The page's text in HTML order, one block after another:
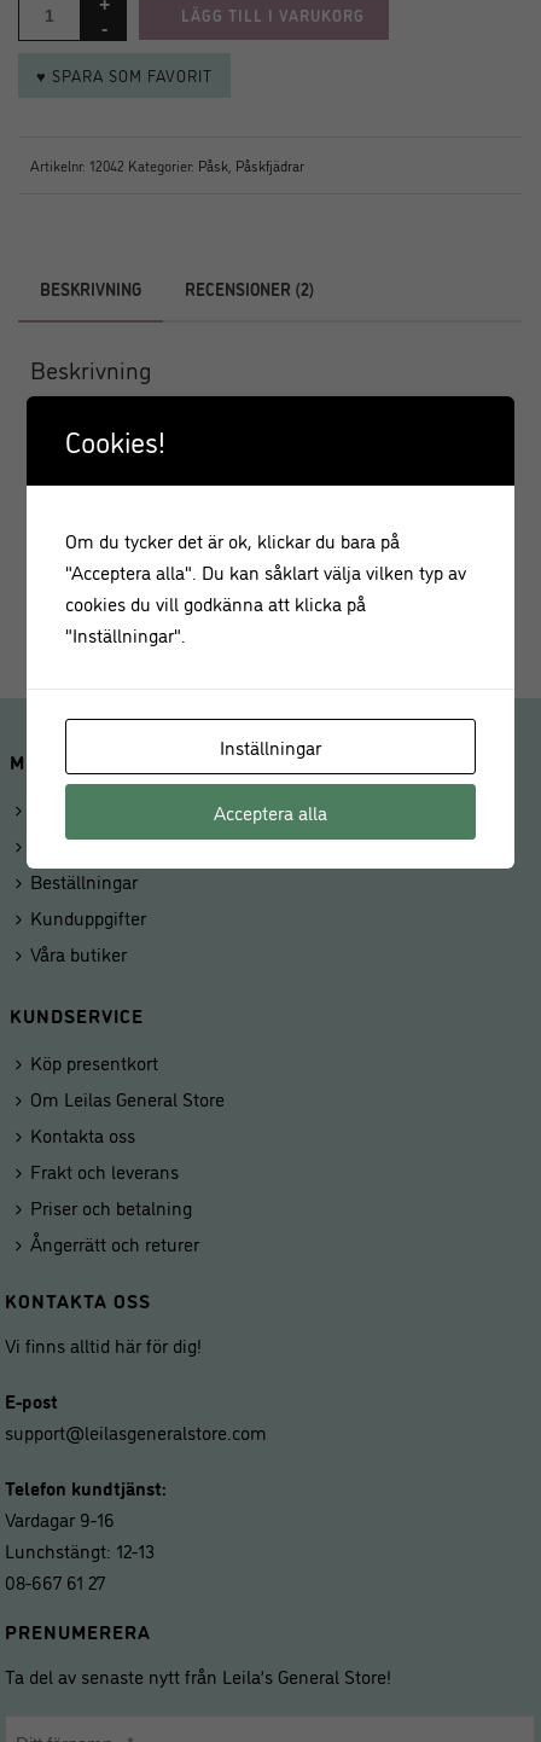
LÄGG TILL I VARUKORG
♥ SPARA SOM FAVORIT
Artikelnr: 12042 Kategorier: Påsk Påskfjädrar
BESKRIVNING RECENSIONER (2)
Beskrivning
Fjädrarna är etiskt tillvaratagna från fåglar som slaktats till
livsmedel. Förpackningen innehåller 12 stycken knippen
du enkelt kan fästa fjädrarna i påskriset!
Antal: 12 st
MINA SIDOR
Mitt konto
Beställningar
Kunduppgifter
Våra butiker
KUNDSERVICE
Köp presentkort
Om Leilas General Store
Kontakta oss
Frakt och leverans
Priser och betalning
Ångerrätt och returer
KONTAKTA OSS
Vi finns alltid här för dig!
E-post
support@leilasgeneralstore.com
Telefon kundtjänst:
Vardagar 9-16
Lunchstängt: 12-13
08-667 61 27
PRENUMERERA
Ta del av senaste nytt från Leila’s General Store!
Cookies!
Om du tycker det är ok, klickar du bara på
"Acceptera alla". Du kan såklart välja vilken typ av
cookies du vill godkänna att klicka på
"Inställningar".
Inställningar
Acceptera alla